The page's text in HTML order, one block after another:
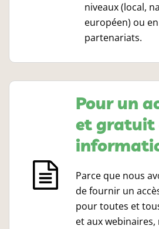
niveaux (local,
européen) ou
partenariats.
Pour un
et gratuit
Parce que nous
de fournir un
pour toutes et
et aux webinaires,